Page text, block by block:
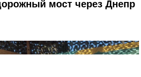
мост через Днепр